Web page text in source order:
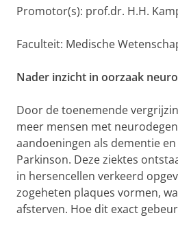
Promotor(s): prof.dr. H.H.
Faculteit: Medische
Nader inzicht in oorzaak
Door de toenemende
meer mensen met
aandoeningen als dementie
Parkinson. Deze ziektes
in hersencellen verkeerd
zogeheten plaques vormen,
afsterven. Hoe dit exact